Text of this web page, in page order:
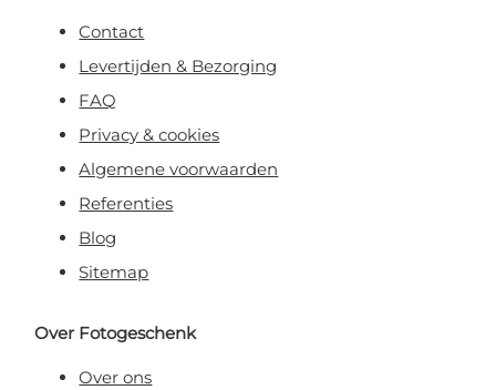
Contact
Levertijden & Bezorging
FAQ
Privacy & cookies
Algemene voorwaarden
Referenties
Blog
Sitemap
Over Fotogeschenk
Over ons